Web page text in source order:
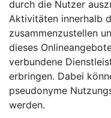
durch die Nutzer
Aktivitäten innerhalb
zusammenzustellen
dieses
verbundene
erbringen. Dabei
pseudonyme
werden.